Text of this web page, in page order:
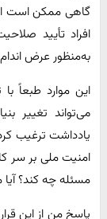
گاهی ممکن است
افراد تأیید
به‌منظور عرض
این موارد طبعاً
می‌تواند تغییر
یادداشت ترغیب
امنیت ملی بر سر
مسئله چه کند؟
پاسخ من از این